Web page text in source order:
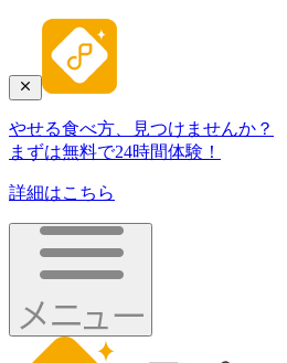
やせる食べ方、見つけませんか？
まずは無料で24時間体験！
詳細はこちら